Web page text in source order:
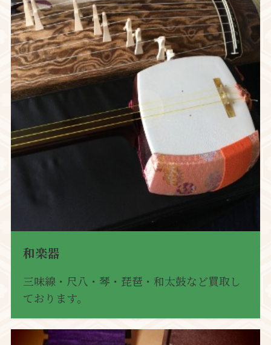
和楽器
三味線・尺八・琴・琵琶・和太鼓など買取し
ております。